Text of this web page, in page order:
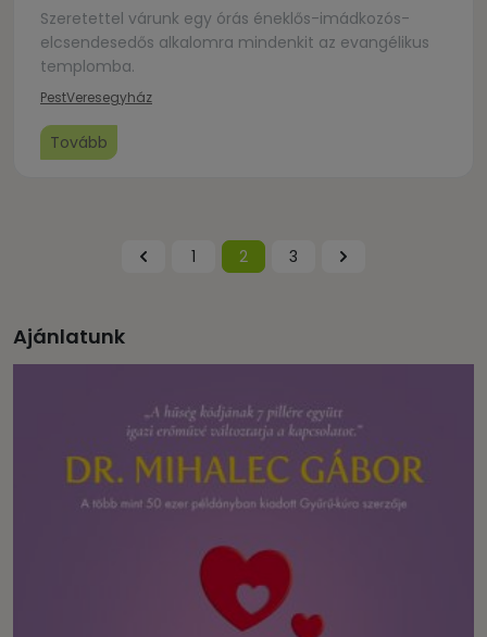
Szeretettel várunk egy órás éneklős-imádkozós-
elcsendesedős alkalomra mindenkit az evangélikus
templomba.
PestVeresegyház
Tovább
1 2 3
Ajánlatunk